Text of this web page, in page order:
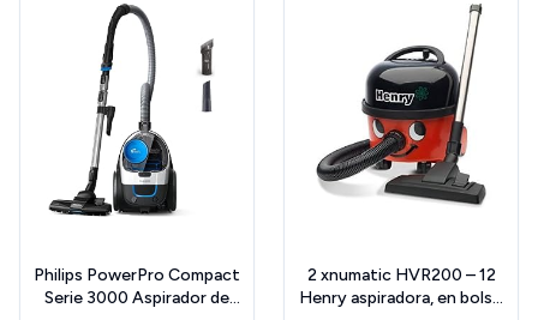
Philips PowerPro Compact
Serie 3000 Aspirador de
2 xnumatic HVR200 – 12
Henry aspiradora, en bolsa,